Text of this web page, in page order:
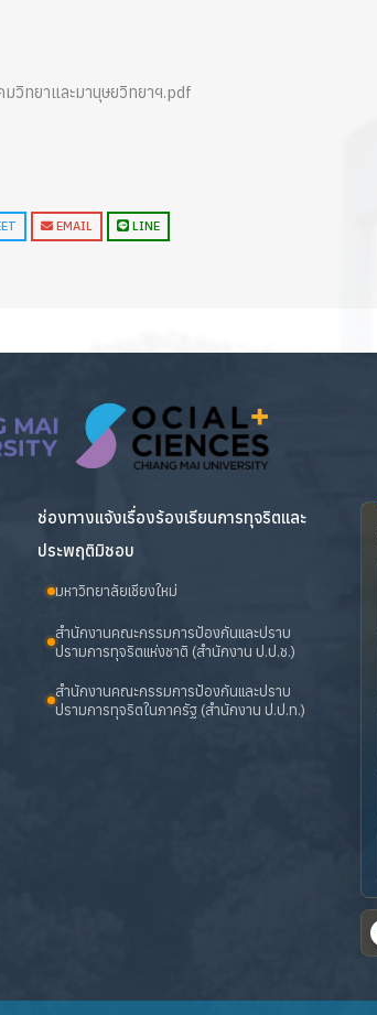
วิทยาและมานุษยวิทยาฯ.pdf
EMAIL LINE
ช่องทางแจ้งเรื่องร้องเรียนการทุจริตและ
ประพฤติมิชอบ
มหาวิทยาลัยเชียงใหม่
สำนักงานคณะกรรมการป้องกันและปราบ
ปรามการทุจริตแห่งชาติ (สำนักงาน ป.ป.ช.)
สำนักงานคณะกรรมการป้องกันและปราบ
ปรามการทุจริตในภาครัฐ (สำนักงาน ป.ป.ท.)